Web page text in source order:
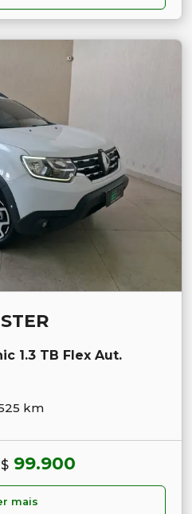
1.3 TB Flex Aut.
km
99.900
mais